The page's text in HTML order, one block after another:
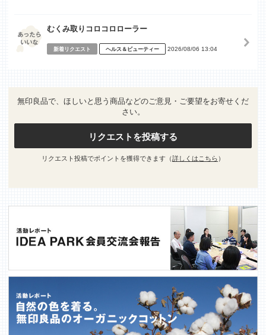
むくみ取りコロコロローラー
新着リクエスト ヘルス＆ビューティー 2026/08/06 13:04
無印良品で、ほしいと思う商品などのご意見・ご要望をお寄せくだ
さい。
リクエストを投稿する
リクエスト投稿でポイントを獲得できます（詳しくはこちら ）